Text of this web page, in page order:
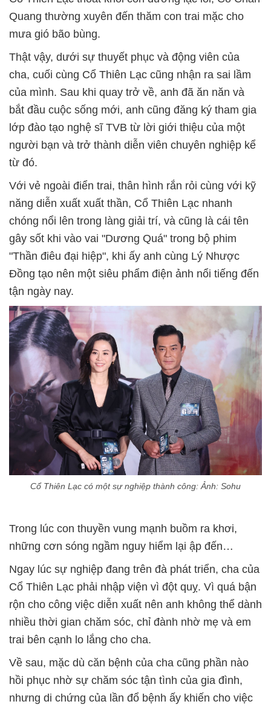
Quang thường xuyên đến thăm con trai mặc cho
mưa gió bão bùng.
Thật vậy, dưới sự thuyết phục và động viên của
cha, cuối cùng Cổ Thiên Lạc cũng nhận ra sai lầm
của mình. Sau khi quay trở về, anh đã ăn năn và
bắt đầu cuộc sống mới, anh cũng đăng ký tham gia
lớp đào tạo nghệ sĩ TVB từ lời giới thiệu của một
người bạn và trở thành diễn viên chuyên nghiệp kể
từ đó.
Với vẻ ngoài điển trai, thân hình rắn rỏi cùng với kỹ
năng diễn xuất xuất thần, Cổ Thiên Lạc nhanh
chóng nổi lên trong làng giải trí, và cũng là cái tên
gây sốt khi vào vai "Dương Quá" trong bộ phim
"Thần điêu đại hiệp", khi ấy anh cùng Lý Nhược
Đồng tạo nên một siêu phẩm điện ảnh nổi tiếng đến
tận ngày nay.
Cổ Thiên Lạc có một sự nghiệp thành công: Ảnh: Sohu
Trong lúc con thuyền vung mạnh buồm ra khơi,
những cơn sóng ngầm nguy hiểm lại ập đến…
Ngay lúc sự nghiệp đang trên đà phát triển, cha của
Cổ Thiên Lạc phải nhập viện vì đột quỵ. Vì quá bận
rộn cho công việc diễn xuất nên anh không thể dành
nhiều thời gian chăm sóc, chỉ đành nhờ mẹ và em
trai bên cạnh lo lắng cho cha.
Về sau, mặc dù căn bệnh của cha cũng phần nào
hồi phục nhờ sự chăm sóc tận tình của gia đình,
nhưng di chứng của lần đổ bệnh ấy khiến cho việc